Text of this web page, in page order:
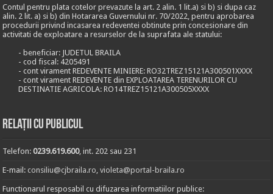
Contul pentru plata cotelor prevazute la art. 2 alin. 1 lit.a) si b) si dupa caz
alin. 2 lit. a) si b) din Hotararea Guvernului nr. 70/2022, pentru aprobarea
procedurii privind incasarea redeventei obtinute prin concesionare din
activitati de exploatare a resurselor de la suprafata ale statului:
- beneficiar: JUDETUL BRAILA
- cod fiscal: 4205491
- cont virament REDEVENTE MINIERE: RO32TREZ15121A300501XXXX
- cont virament REDEVENTE din EXPLOATAREA TERENURILOR CU
DESTINATIE AGRICOLA: RO14TREZ15121A300505XXXX
Relații cu publicul
Telefon:0239.619.600, int. 202 sau 231
E-mail:consiliu@cjbraila.ro,violeta@portal-braila.ro
Functionarul resposabil cu difuzarea informatiilor publice: